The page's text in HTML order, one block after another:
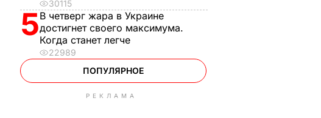
30115
5В четверг жара в Украине
достигнет своего максимума.
Когда станет легче
22989
ПОПУЛЯРНОЕ
РЕКЛАМА